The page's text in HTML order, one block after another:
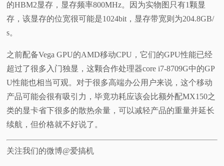
的HBM2显存，显存频率800MHz。因为实物图只有1颗显
存，该显存的位宽很可能是1024bit，显存带宽则为204.8GB/
s。
之前配备Vega GPU的AMD移动CPU，它们的GPU性能已经
超过了很多入门独显，这颗合作处理器core i7-8709G中的GP
U性能也相当可观。对于很多高端办公用户来说，这个移动
产品可能会很有吸引力，毕竟功耗应该会比额外配MX150之
类的显卡省下很多的散热余量，可以减轻产品的重量并延长
续航，但价格就不好说了。
关注我们的微博@爱搞机